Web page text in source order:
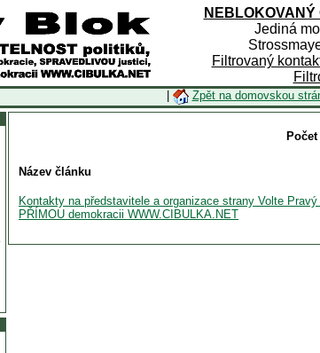
Jediná
Filtrovaný
Zpět na domovskou
Název článku
Kontakty na představitele a organizace strany Volte
PŘÍMOU demokracii WWW.CIBULKA.NET